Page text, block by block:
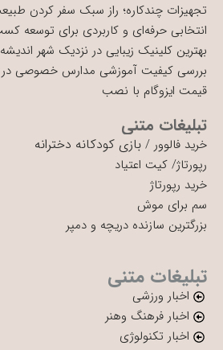
تجهیزات چندکاره؛ راز سبک سفر کردن
انتخابی حرفه‌ای و کاربردی برای توسعه
بهترین کلینیک زیبایی در نزدیک شهر
بررسی کیفیت آموزشی مدارس خصوصی در
قیمت ایزوگام با نصب
تبلیغات متنی
خرید فالوور / بازی کودکانه دخترانه
رپورتاژ/ کیت اعتیاد
خرید رپورتاژ
سم برای موش
بزرگترین سازنده دریچه و دمپر
تبلیغات متنی
اخبار ورزشی
اخبار فرهنگ وهنر
اخبار تکنولوژی